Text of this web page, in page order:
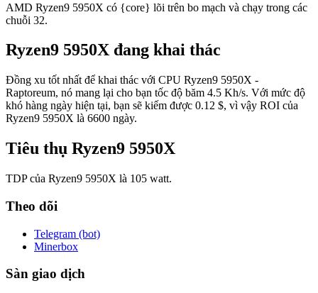
AMD Ryzen9 5950X có {core} lõi trên bo mạch và chạy trong các
chuỗi 32.
Ryzen9 5950X đang khai thác
Đồng xu tốt nhất để khai thác với CPU Ryzen9 5950X -
Raptoreum, nó mang lại cho bạn tốc độ băm 4.5 Kh/s. Với mức độ
khó hàng ngày hiện tại, bạn sẽ kiếm được 0.12 $, vì vậy ROI của
Ryzen9 5950X là 6600 ngày.
Tiêu thụ Ryzen9 5950X
TDP của Ryzen9 5950X là 105 watt.
Theo dõi
Telegram (bot)
Minerbox
Sàn giao dịch